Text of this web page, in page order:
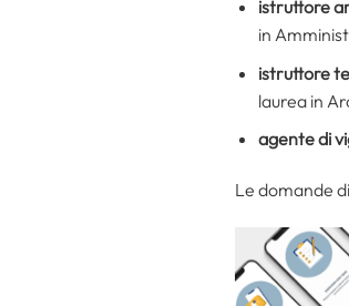
istruttore
in
istruttore
laurea in
agente di
Le domande